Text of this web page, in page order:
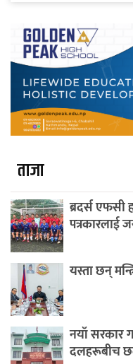
ताजा
ब्रदर्स
पत्रकारलाई
यस्ता छन्
नयाँ सरकार
दलहरूबीच